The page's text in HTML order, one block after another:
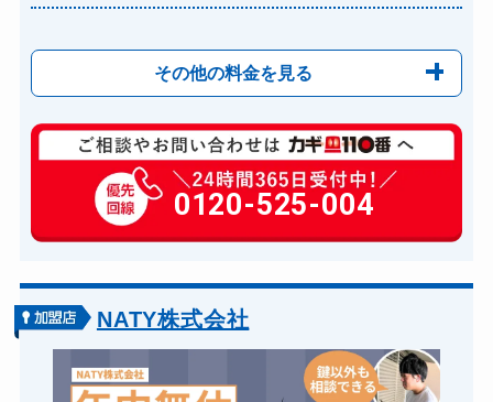
その他の料金を見る
玄関カギ修理 6,600円～(税込)
玄関カギ交換 14,300円～(税込)
車カギ開け 13,200円～(税込)
金庫カギ開け
金庫カギ修理 11,000円～(税込)
金庫カギ交換 11,000円～(税込)
0120-525-004
NATY株式会社